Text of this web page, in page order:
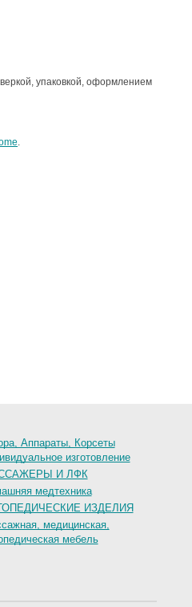
упаковкой, оформлением
.
Аппараты, Корсеты
изготовление
И ЛФК
медтехника
ИЗДЕЛИЯ
медицинская,
мебель